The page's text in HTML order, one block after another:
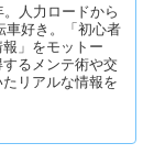
人力ロードから
車好き。「初心者
」をモットー
るメンテ術や交
リアルな情報を